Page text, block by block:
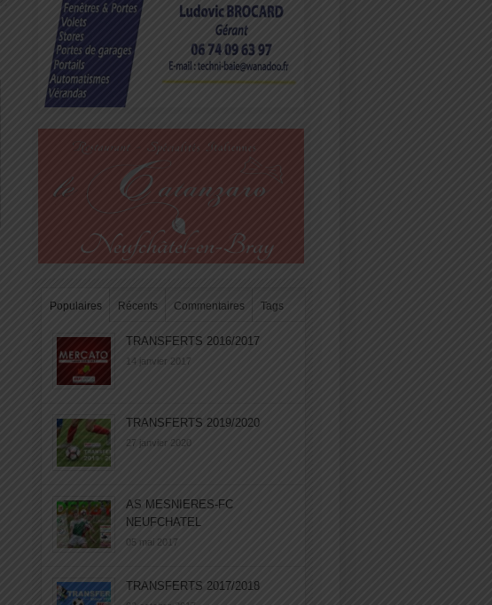
Populaires Récents Commentaires Tags
TRANSFERTS 2016/2017
14 janvier 2017
TRANSFERTS 2019/2020
27 janvier 2020
AS MESNIERES-FC
NEUFCHATEL
05 mai 2017
TRANSFERTS 2017/2018